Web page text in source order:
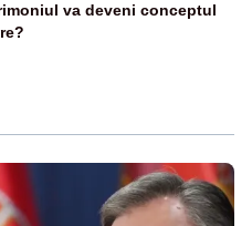
va deveni conceptul